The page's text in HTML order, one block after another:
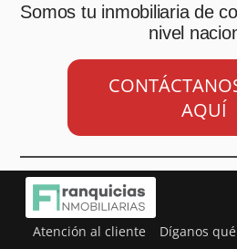
Somos tu inmobiliaria de
nivel
AQUÍ
Atención al cliente Díganos